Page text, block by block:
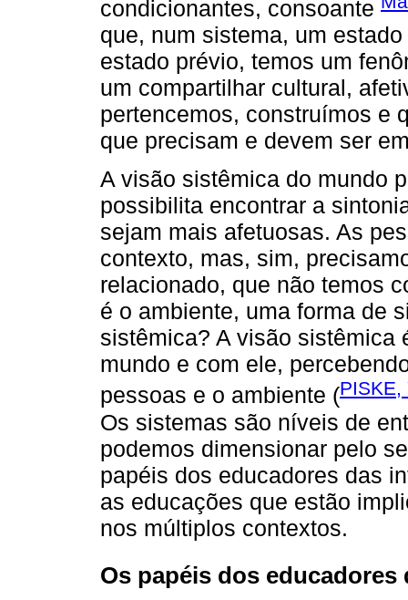
condicionantes, consoante
que, num sistema, um
estado prévio, temos um
um compartilhar cultural,
pertencemos, construímos e
que precisam e devem ser
A visão sistêmica do mundo
possibilita encontrar a
sejam mais afetuosas. As
contexto, mas, sim,
relacionado, que não temos
é o ambiente, uma forma de
sistêmica? A visão sistêmica
mundo e com ele,
pessoas e o ambiente (PISKE,
Os sistemas são níveis de
podemos dimensionar pelo
papéis dos educadores das
as educações que estão
nos múltiplos contextos.
Os papéis dos educadores